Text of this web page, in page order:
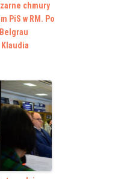
chmury
PiS w RM. Po